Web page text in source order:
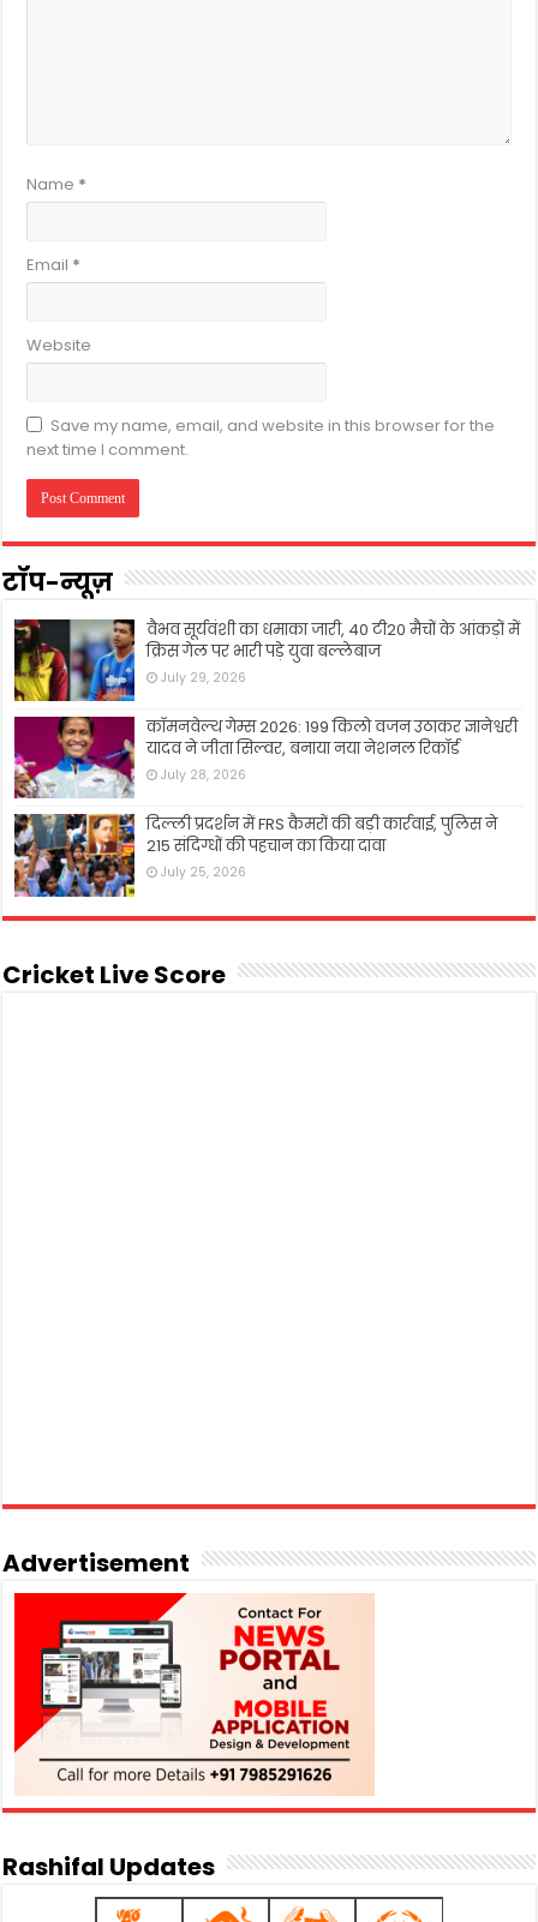
Name *
Email *
Website
Save my name, email, and website in this browser for the
next time I comment.
टॉप-न्यूज़
वैभव सूर्यवंशी का धमाका जारी, 40 टी20 मैचों के आंकड़ों में
क्रिस गेल पर भारी पड़े युवा बल्लेबाज
July 29, 2026
कॉमनवेल्थ गेम्स 2026: 199 किलो वजन उठाकर ज्ञानेश्वरी
यादव ने जीता सिल्वर, बनाया नया नेशनल रिकॉर्ड
July 28, 2026
दिल्ली प्रदर्शन में FRS कैमरों की बड़ी कार्रवाई, पुलिस ने
215 संदिग्धों की पहचान का किया दावा
July 25, 2026
Cricket Live Score
Advertisement
Rashifal Updates